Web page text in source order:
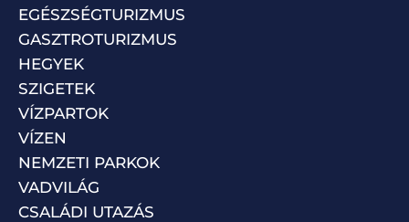
EGÉSZSÉGTURIZMUS
GASZTROTURIZMUS
HEGYEK
SZIGETEK
VÍZPARTOK
VÍZEN
NEMZETI PARKOK
VADVILÁG
CSALÁDI UTAZÁS